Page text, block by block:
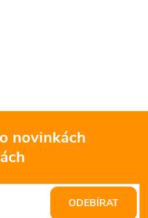
novinkách
ODEBÍRAT